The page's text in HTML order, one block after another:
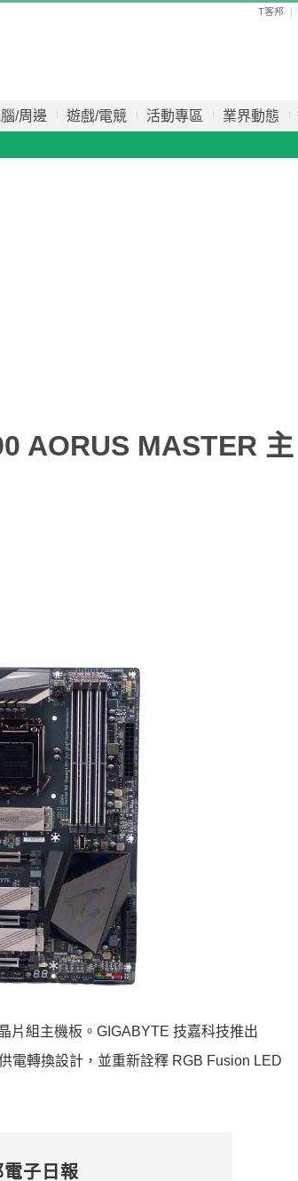
T客邦
/周邊 遊戲/電競 活動專區 業界動態
AORUS MASTER 主
片組主機板。GIGABYTE 技嘉科技推出
電轉換設計，並重新詮釋 RGB Fusion LED
子日報